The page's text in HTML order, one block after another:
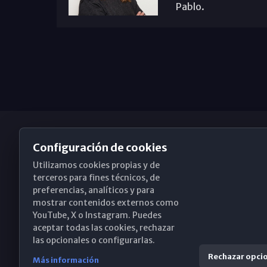
Pablo.
Obispado de Málaga
Santa María, 18-20. 29015 Málaga
(+34) 952 224 386
Configuración de cookies
Utilizamos cookies propias y de
terceros para fines técnicos, de
preferencias, analíticos y para
mostrar contenidos externos como
YouTube, X o Instagram. Puedes
aceptar todas las cookies, rechazar
las opcionales o configurarlas.
Más información Rechazar